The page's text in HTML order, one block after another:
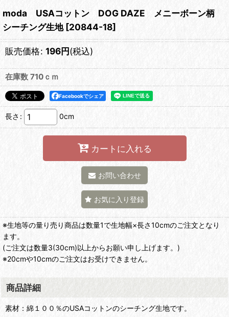
moda USAコットン DOG DAZE メニーボーン柄
シーチング生地 [20844-18]
販売価格: 196円(税込)
在庫数 710ｃｍ
Facebookでシェア
長さ : 0cm
カートに入れる
お問い合わせ
お気に入り登録
※生地等の量り売り商品は数量1で生地幅×長さ10cmのご注文となり
ます。
(ご注文は数量3(30cm)以上からお願い申し上げます。)
※20cmや10cmのご注文はお受けできません。
商品詳細
素材：綿１００％のUSAコットンのシーチング生地です。